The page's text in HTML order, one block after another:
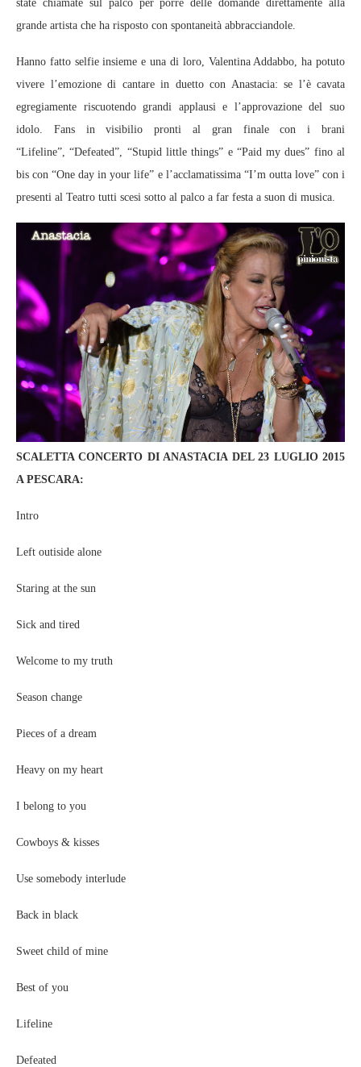
state chiamate sul palco per porre delle domande direttamente alla
grande artista che ha risposto con spontaneità abbracciandole.
Hanno fatto selfie insieme e una di loro, Valentina Addabbo, ha potuto
vivere l’emozione di cantare in duetto con Anastacia: se l’è cavata
egregiamente riscuotendo grandi applausi e l’approvazione del suo
idolo. Fans in visibilio pronti al gran finale con i brani
“Lifeline”, “Defeated”, “Stupid little things” e “Paid my dues” fino al
bis con “One day in your life” e l’acclamatissima “I’m outta love” con i
presenti al Teatro tutti scesi sotto al palco a far festa a suon di musica.
SCALETTA CONCERTO DI ANASTACIA DEL 23 LUGLIO 2015
A PESCARA:
Intro
Left outiside alone
Staring at the sun
Sick and tired
Welcome to my truth
Season change
Pieces of a dream
Heavy on my heart
I belong to you
Cowboys & kisses
Use somebody interlude
Back in black
Sweet child of mine
Best of you
Lifeline
Defeated